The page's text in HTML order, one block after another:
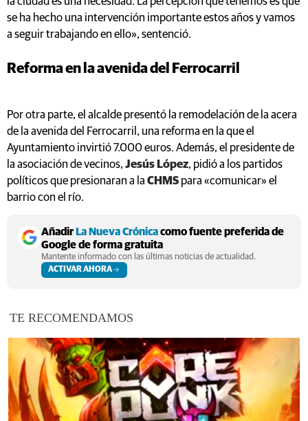
se ha hecho una intervención importante estos años y vamos
a seguir trabajando en ello», sentenció.
Reforma en la avenida del Ferrocarril
Por otra parte, el alcalde presentó la remodelación de la acera
de la avenida del Ferrocarril, una reforma en la que el
Ayuntamiento invirtió 7.000 euros. Además, el presidente de
la asociación de vecinos, Jesús López, pidió a los partidos
políticos que presionaran a la CHMS para «comunicar» el
barrio con el río.
AñadirLa Nueva Crónicacomo fuente preferida de
Google de forma gratuita
Mantente informado con las últimas noticias de actualidad.
ACTIVAR AHORA
TE RECOMENDAMOS